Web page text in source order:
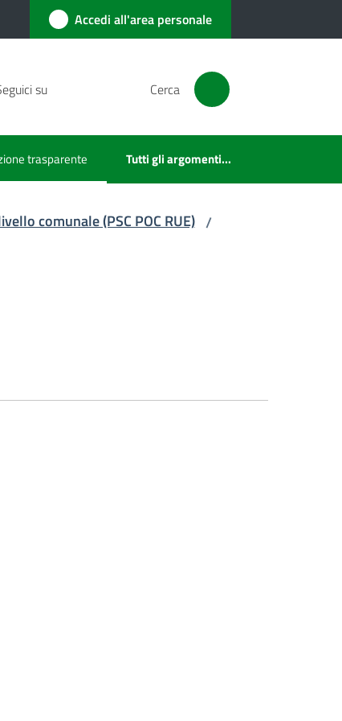
Accedi all'area personale
su Cerca
trasparente Tutti gli argomenti...
comunale (PSC POC RUE) /